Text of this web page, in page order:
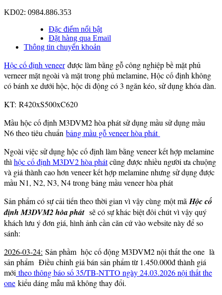
KD02: 0984.886.353
Đặc điểm nổi bật
Đặt hàng qua Email
Thông tin chuyển khoản
Hộc cố định veneerđược làm bằng gỗ công nghiệp bề mặt phủ
verneer mặt ngoài và mặt trong phủ melamine, Hộc cố định không
có bánh xe dưới hộc, hộc di động có 3 ngăn kéo, sử dụng khóa dàn.
KT: R420xS500xC620
Mầu hộc cố định M3DVM2 hòa phát sử dụng mầu sử dụng mầu
N6 theo tiêu chuẩn bảng mầu gỗ veneer hòa phát
Ngoài việc sử dụng hộc cố định làm bằng veneer kết hợp melamine
thì hộc cố định M3DV2 hòa phátcũng được nhiều người ưa chuộng
và giá thành cao hơn veneer kết hợp melamine nhưng sử dụng được
mầu N1, N2, N3, N4 trong bảng mầu veneer hòa phát
Sản phẩm có sự cải tiến theo thời gian vì vậy cùng một mã Hộc cố
định M3DVM2 hòa phát sẽ có sự khác biệt đôi chút vì vậy quý
khách lưu ý đơn giá, hình ảnh cần căn cứ vào website này để so
sánh:
2026-03-24: Sản phầm hộc cố động M3DVM2 nội thất the one là
sản phẩm Điều chỉnh giá bán sản phẩm từ 1.450.000đ thành giá
mới theo thông báo số 35/TB-NTTO ngày 24.03.2026 nội thất the
one kiểu dáng mẫu mã không thay đổi.